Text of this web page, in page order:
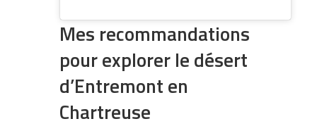
Mes recommandations
pour explorer le désert
d’Entremont en
Chartreuse